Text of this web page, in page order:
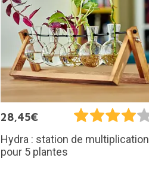
28,45€
Hydra : station de multiplication
pour 5 plantes